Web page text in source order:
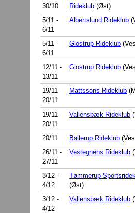
30/10 Rideklub (Øst)
5/11 -
6/11
Albertslund Rideklub
5/11 -
6/11
Glostrup Rideklub
12/11 -
13/11
Glostrup Rideklub
19/11 -
20/11
Mattssons Rideklub
19/11 -
20/11
Vallensbæk Rideklub
20/11 Ballerup Rideklub
26/11 -
27/11
Vestegnens Rideklub
3/12 -
4/12
Tømmerup
(Øst)
3/12 -
4/12
Vallensbæk Rideklub